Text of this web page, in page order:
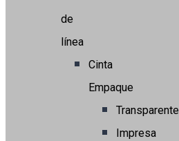
de
línea
Cinta
Empaque
Transparente
Impresa